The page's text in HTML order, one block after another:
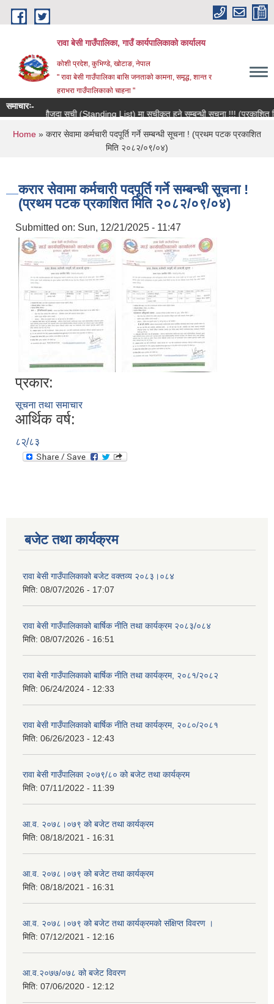
Skip to main content
रावा बेसी गाउँपालिका, गाउँ कार्यपालिकाको कार्यालय
कोशी प्रदेश, कुभिण्डे, खोटाङ, नेपाल
" रावा बेसी गाउँपालिका बासि जनताको कामना, समृद्ध, शान्त र
हराभरा गाउँपालिकाको चाहना "
समाचारः-
मौजुदा सूची (Standing List) मा सूचीकृत हुने सम्बन्धी सूचना !!! (प्रकाशित
You are here
Home » करार सेवामा कर्मचारी पदपूर्ति गर्ने सम्बन्धी सूचना ! (प्रथम पटक प्रकाशित
मिति २०८२/०९/०४)
करार सेवामा कर्मचारी पदपूर्ति गर्ने सम्बन्धी सूचना !
(प्रथम पटक प्रकाशित मिति २०८२/०९/०४)
Submitted on: Sun, 12/21/2025 - 11:47
प्रकार:
सूचना तथा समाचार
आर्थिक वर्ष:
८२्/८३
बजेट तथा कार्यक्रम
रावा बेसी गाउँपालिकाको बजेट वक्तव्य २०८३।०८४
मिति: 08/07/2026 - 17:07
रावा बेसी गाउँपालिकाको बार्षिक नीति तथा कार्यक्रम २०८३/०८४
मिति: 08/07/2026 - 16:51
रावा बेसी गाउँपालिकाको बार्षिक नीति तथा कार्यक्रम, २०८१/२०८२
मिति: 06/24/2024 - 12:33
रावा बेसी गाउँपालिकाको बार्षिक नीति तथा कार्यक्रम, २०८०/२०८१
मिति: 06/26/2023 - 12:43
रावा बेसी गाउँपालिका २०७९/८० को बजेट तथा कार्यक्रम
मिति: 07/11/2022 - 11:39
आ.व. २०७८।०७९ को बजेट तथा कार्यक्रम
मिति: 08/18/2021 - 16:31
आ.व. २०७८।०७९ को बजेट तथा कार्यक्रम
मिति: 08/18/2021 - 16:31
आ.व. २०७८।०७९ को बजेट तथा कार्यक्रमको संक्षिप्त विवरण ।
मिति: 07/12/2021 - 12:16
आ.व.२०७७/०७८ को बजेट विवरण
मिति: 07/06/2020 - 12:12